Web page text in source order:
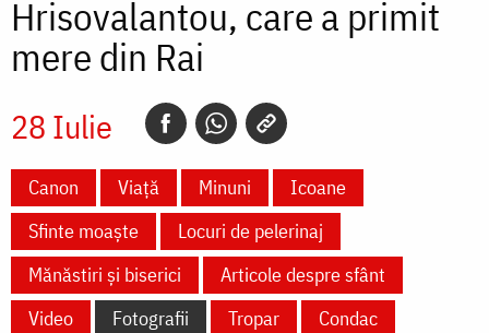
Hrisovalantou, care a primit
mere din Rai
28 Iulie
Canon Viață Minuni
Icoane
Sfinte moaște
Locuri de pelerinaj
Mănăstiri și biserici
Articole despre sfânt
Video
Fotografii Tropar
Condac